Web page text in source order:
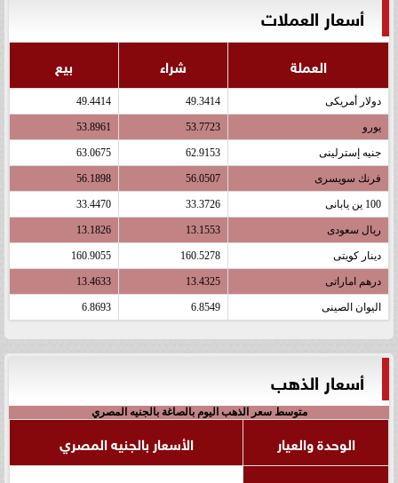
أسعار العملات
العملة شراء بيع
دولار أمريكى 49.3414
49.4414
يورو 53.7723
53.8961
جنيه إسترلينى 62.9153
63.0675
فرنك سويسرى 56.0507
56.1898
100 ين يابانى 33.3726
33.4470
ريال سعودى 13.1553
13.1826
دينار كويتى 160.5278
160.9055
درهم اماراتى 13.4325
13.4633
اليوان الصينى 6.8549
6.8693
أسعار الذهب
متوسط سعر الذهب اليوم بالصاغة بالجنيه المصري
الوحدة والعيار
الأسعار بالجنيه المصري